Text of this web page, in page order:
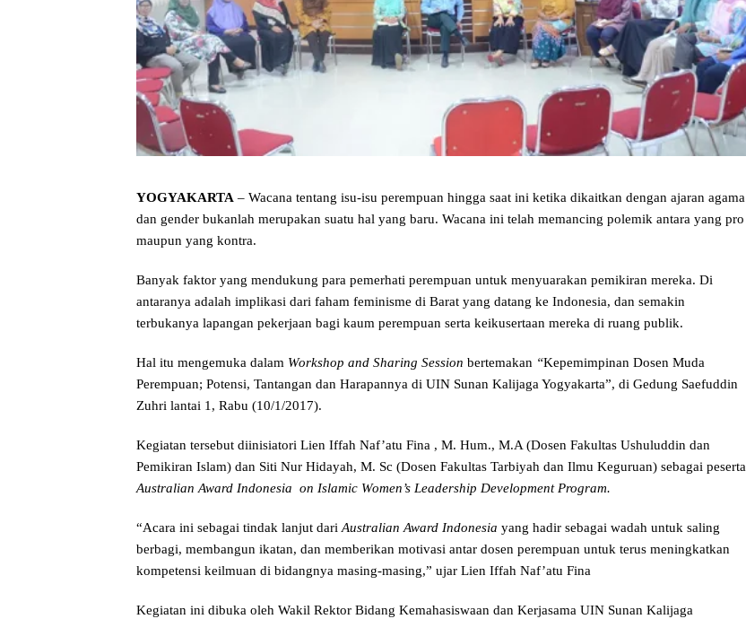
YOGYAKARTA – Wacana tentang isu-isu perempuan hingga saat ini ketika dikaitkan dengan ajaran agama
dan gender bukanlah merupakan suatu hal yang baru. Wacana ini telah memancing polemik antara yang pro
maupun yang kontra.
Banyak faktor yang mendukung para pemerhati perempuan untuk menyuarakan pemikiran mereka. Di
antaranya adalah implikasi dari faham feminisme di Barat yang datang ke Indonesia, dan semakin
terbukanya lapangan pekerjaan bagi kaum perempuan serta keikusertaan mereka di ruang publik.
Hal itu mengemuka dalam Workshop and Sharing Session bertemakan “Kepemimpinan Dosen Muda
Perempuan; Potensi, Tantangan dan Harapannya di UIN Sunan Kalijaga Yogyakarta”, di Gedung Saefuddin
Zuhri lantai 1, Rabu (10/1/2017).
Kegiatan tersebut diinisiatori Lien Iffah Naf’atu Fina , M. Hum., M.A (Dosen Fakultas Ushuluddin dan
Pemikiran Islam) dan Siti Nur Hidayah, M. Sc (Dosen Fakultas Tarbiyah dan Ilmu Keguruan) sebagai peserta
Australian Award Indonesia on Islamic Women’s Leadership Development Program.
“Acara ini sebagai tindak lanjut dari Australian Award Indonesia yang hadir sebagai wadah untuk saling
berbagi, membangun ikatan, dan memberikan motivasi antar dosen perempuan untuk terus meningkatkan
kompetensi keilmuan di bidangnya masing-masing,” ujar Lien Iffah Naf’atu Fina
Kegiatan ini dibuka oleh Wakil Rektor Bidang Kemahasiswaan dan Kerjasama UIN Sunan Kalijaga